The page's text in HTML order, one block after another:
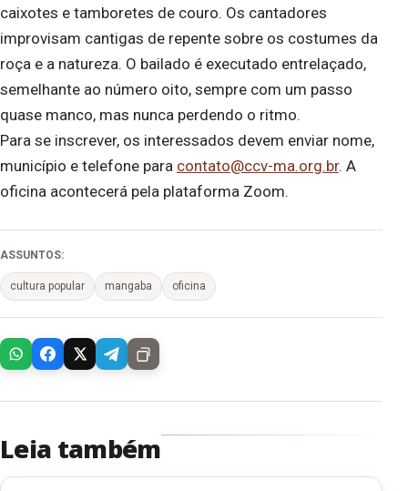
caixotes e tamboretes de couro. Os cantadores
improvisam cantigas de repente sobre os costumes da
roça e a natureza. O bailado é executado entrelaçado,
semelhante ao número oito, sempre com um passo
quase manco, mas nunca perdendo o ritmo.
Para se inscrever, os interessados devem enviar nome,
município e telefone para contato@ccv-ma.org.br. A
oficina acontecerá pela plataforma Zoom.
ASSUNTOS:
cultura popular mangaba oficina
Leia também